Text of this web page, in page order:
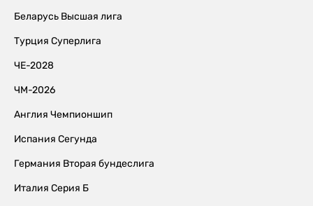
Беларусь Высшая лига
Турция Суперлига
ЧЕ-2028
ЧМ-2026
Англия Чемпионшип
Испания Сегунда
Германия Вторая бундеслига
Италия Серия Б